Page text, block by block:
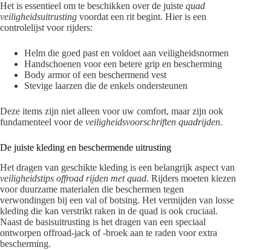
Het is essentieel om te beschikken over de juiste quad
veiligheidsuitrusting voordat een rit begint. Hier is een
controlelijst voor rijders:
Helm die goed past en voldoet aan veiligheidsnormen
Handschoenen voor een betere grip en bescherming
Body armor of een beschermend vest
Stevige laarzen die de enkels ondersteunen
Deze items zijn niet alleen voor uw comfort, maar zijn ook
fundamenteel voor de veiligheidsvoorschriften quadrijden.
De juiste kleding en beschermende uitrusting
Het dragen van geschikte kleding is een belangrijk aspect van
veiligheidstips offroad rijden met quad. Rijders moeten kiezen
voor duurzame materialen die beschermen tegen
verwondingen bij een val of botsing. Het vermijden van losse
kleding die kan verstrikt raken in de quad is ook cruciaal.
Naast de basisuitrusting is het dragen van een speciaal
ontworpen offroad-jack of -broek aan te raden voor extra
bescherming.